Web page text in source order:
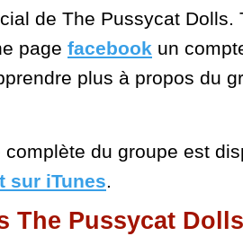
de The Pussycat Dolls.
page facebook un
plus à propos du
complète du groupe est
sur iTunes.
The Pussycat Dolls